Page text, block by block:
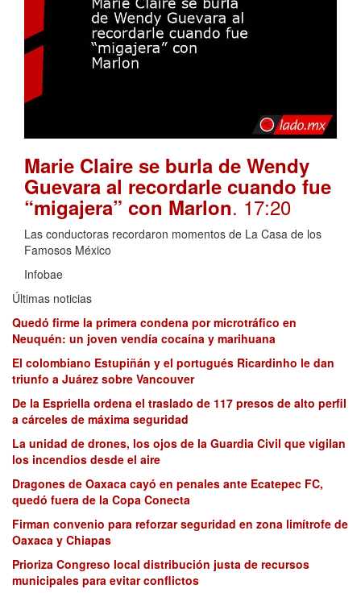
Marie Claire se burla de Wendy
Guevara al recordarle cuando fue
“migajera” con Marlon. 17:20
Las conductoras recordaron momentos de La Casa de los
Famosos México
Infobae
Últimas noticias
Quedó firme la primera condena por microtráfico en
Neuquén: un joven vendía cocaína y marihuana
El colombiano Estupiñán y el portugués Ricardinho le dan
triunfo a Juárez sobre Vancouver
De la Espriella ordena el traslado de 117 presos de alto perfil
a cárceles de máxima seguridad
La unidad de drones, los ojos de la Guardia Civil que vigilan
los incendios desde el aire
Dragones de Oaxaca cayó en penales ante Ecatepec FC,
quedó fuera de la Copa Conecta
Firman convenio para reforzar seguridad en zona limítrofe de
Oaxaca y Chiapas
Prioriza Congreso local distribución justa de recursos
municipales para evitar conflictos